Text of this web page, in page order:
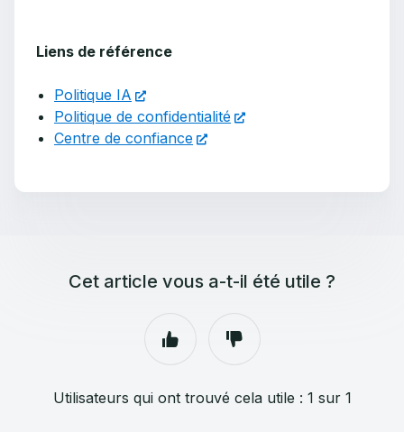
Liens de référence
Politique IA
Politique de confidentialité
Centre de confiance
Cet article vous a-t-il été utile ?
Utilisateurs qui ont trouvé cela utile : 1 sur 1